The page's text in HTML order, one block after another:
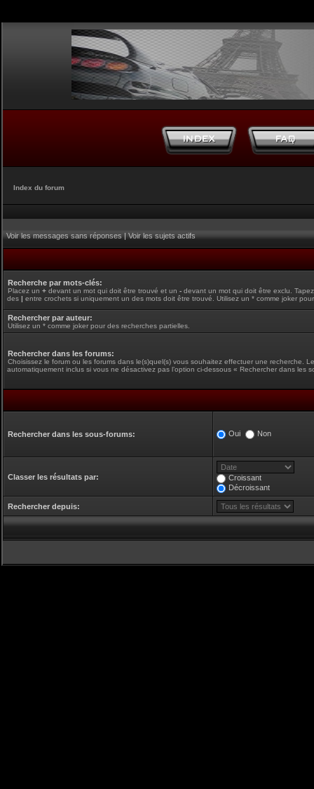
Index du forum
Voir les messages sans réponses|Voir les sujets actifs
Recherche par mots-clés:
Placez un + devant un mot qui doit être trouvé et un - devant un mot qui doit être exclu.
des | entre crochets si uniquement un des mots doit être trouvé. Utilisez un * comme joker
Rechercher par auteur:
Utilisez un * comme joker pour des recherches partielles.
Rechercher dans les forums:
Choisissez le forum ou les forums dans le(s)quel(s) vous souhaitez effectuer une recherche.
automatiquement inclus si vous ne désactivez pas l’option ci-dessous « Rechercher dans les
Rechercher dans les sous-forums: Oui Non
Classer les résultats par:
Croissant
Décroissant
Rechercher depuis: